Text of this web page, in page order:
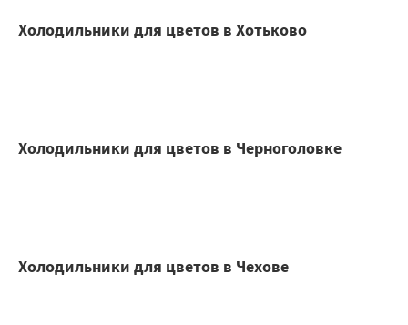
Холодильники для цветов в Хотьково
Холодильники для цветов в Черноголовке
Холодильники для цветов в Чехове